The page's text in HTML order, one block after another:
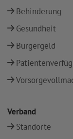
Behinderung
Gesundheit
Bürgergeld
Verband
Standorte